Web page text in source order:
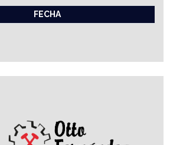
FECHA